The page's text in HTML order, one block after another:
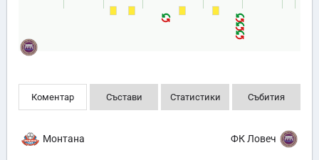
Коментар Състави Статистики Събития
Монтана ФК Ловеч